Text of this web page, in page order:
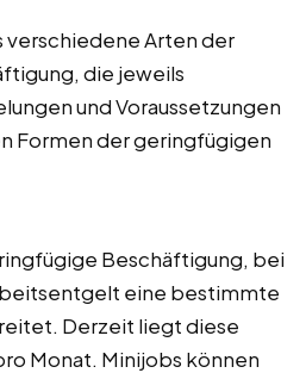
verschiedene Arten der
die jeweils
und Voraussetzungen
Formen der geringfügigen
Beschäftigung, bei
eine bestimmte
Derzeit liegt diese
Monat. Minijobs können